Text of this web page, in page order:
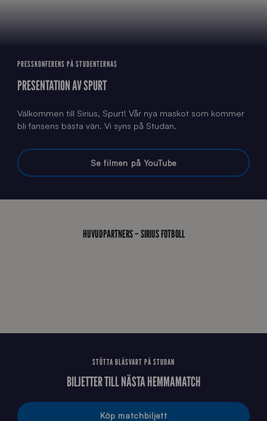
PRESSKONFERENS PÅ STUDENTERNAS
PRESENTATION AV SPURT
Välkommen till Sirius, Spurt! Vår nya maskot som kommer
bli fansens bästa vän. Vi syns på Studan.
Se filmen på YouTube
HUVUDPARTNERS – SIRIUS FOTBOLL
STÖTTA BLÅSVART PÅ STUDAN
BILJETTER TILL NÄSTA HEMMAMATCH
Köp matchbiljett